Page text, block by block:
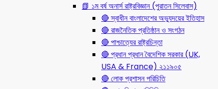
📗 ১ম বর্ষ অনার্স রাষ্ট্রবিজ্ঞান (পুরাতন সিলেবাস)
🔴 স্বাধীন বাংলাদেশের অভ্যুদয়ের ইতিহাস
🔴 রাজনৈতিক প্রতিষ্ঠান ও সংগঠন
🔴 পাশ্চাত্যের রাষ্ট্রচিন্তা
🔴 প্রধান প্রধান বৈদেশিক সরকার (UK,
USA & France) ২১১৯০৫
🔴 লোক প্রশাসন পরিচিতি